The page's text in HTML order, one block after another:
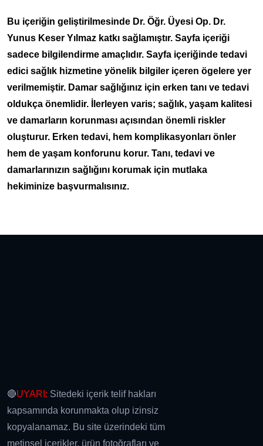
Bu içeriğin geliştirilmesinde Dr. Öğr. Üyesi Op. Dr.
Yunus Keser Yılmaz katkı sağlamıştır. Sayfa içeriği
sadece bilgilendirme amaçlıdır. Sayfa içeriğinde tedavi
edici sağlık hizmetine yönelik bilgiler içeren ögelere yer
verilmemiştir. Damar sağlığınız için erken tanı ve tedavi
oldukça önemlidir. İlerleyen varis; sağlık, yaşam kalitesi
ve damarların korunması açısından önemli riskler
oluşturur. Erken tedavi, hem komplikasyonları önler
hem de yaşam konforunu korur. Tanı, tedavi ve
damarlarınızın sağlığını korumak için mutlaka
hekiminize başvurmalısınız.
🔴UYARI: Sitedeki içerik telif hakları
kapsamında korunmakta olup izinsiz
kopyalanamaz. Bu site üzerindeki tüm
metinsel içerikler, ürün fotoğrafları ve